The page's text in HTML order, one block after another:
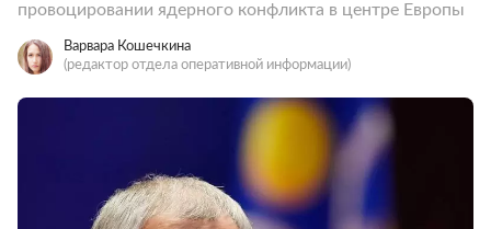
провоцировании ядерного конфликта в центре Европы
Варвара Кошечкина
(редактор отдела оперативной информации)